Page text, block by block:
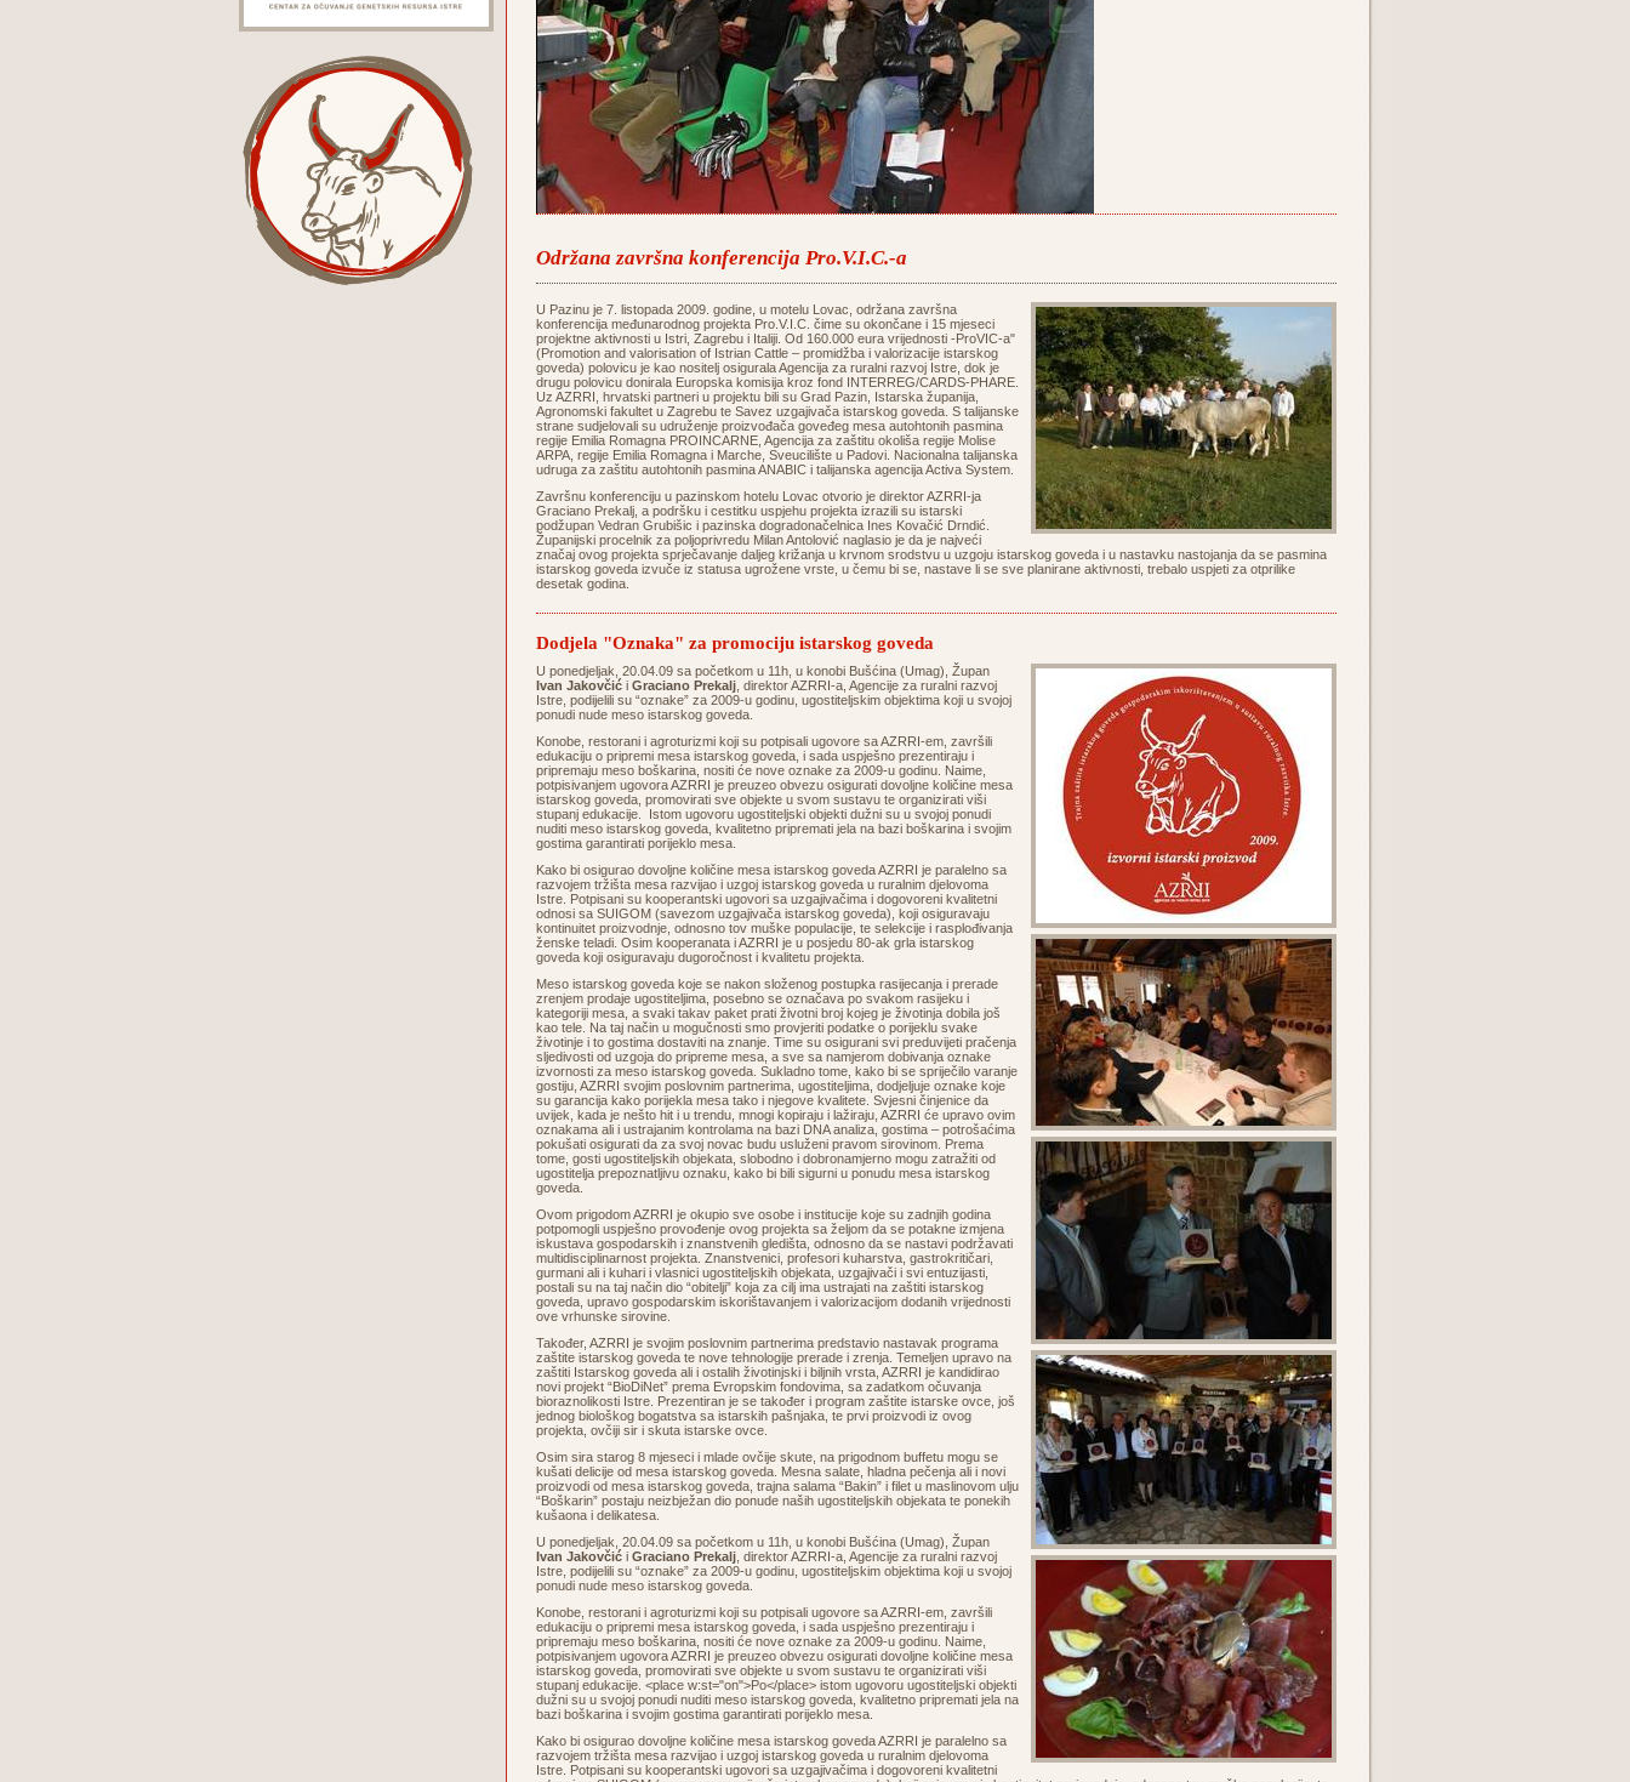
Održana završna konferencija Pro.V.I.C.-a
U Pazinu je 7. listopada 2009. godine, u motelu Lovac, održana završna
konferencija međunarodnog projekta Pro.V.I.C. čime su okončane i 15 mjeseci
projektne aktivnosti u Istri, Zagrebu i Italiji. Od 160.000 eura vrijednosti -ProVIC-a"
(Promotion and valorisation of Istrian Cattle – promidžba i valorizacije istarskog
goveda) polovicu je kao nositelj osigurala Agencija za ruralni razvoj Istre, dok je
drugu polovicu donirala Europska komisija kroz fond INTERREG/CARDS-PHARE.
Uz AZRRI, hrvatski partneri u projektu bili su Grad Pazin, Istarska županija,
Agronomski fakultet u Zagrebu te Savez uzgajivača istarskog goveda. S talijanske
strane sudjelovali su udruženje proizvođača goveđeg mesa autohtonih pasmina
regije Emilia Romagna PROINCARNE, Agencija za zaštitu okoliša regije Molise
ARPA, regije Emilia Romagna i Marche, Sveucilište u Padovi. Nacionalna talijanska
udruga za zaštitu autohtonih pasmina ANABIC i talijanska agencija Activa System.
Završnu konferenciju u pazinskom hotelu Lovac otvorio je direktor AZRRI-ja
Graciano Prekalj, a podršku i cestitku uspjehu projekta izrazili su istarski
podžupan Vedran Grubišic i pazinska dogradonačelnica Ines Kovačić Drndić.
Županijski procelnik za poljoprivredu Milan Antolović naglasio je da je najveći
značaj ovog projekta sprječavanje daljeg križanja u krvnom srodstvu u uzgoju istarskog goveda i u nastavku nastojanja da se pasmina
istarskog goveda izvuče iz statusa ugrožene vrste, u čemu bi se, nastave li se sve planirane aktivnosti, trebalo uspjeti za otprilike
desetak godina.
Dodjela "Oznaka" za promociju istarskog goveda
U ponedjeljak, 20.04.09 sa početkom u 11h, u konobi Bušćina (Umag), Župan
Ivan Jakovčić i Graciano Prekalj , direktor AZRRI-a, Agencije za ruralni razvoj
Istre, podijelili su “oznake” za 2009-u godinu, ugostiteljskim objektima koji u svojoj
ponudi nude meso istarskog goveda.
Konobe, restorani i agroturizmi koji su potpisali ugovore sa AZRRI-em, završili
edukaciju o pripremi mesa istarskog goveda, i sada uspješno prezentiraju i
pripremaju meso boškarina, nositi će nove oznake za 2009-u godinu. Naime,
potpisivanjem ugovora AZRRI je preuzeo obvezu osigurati dovoljne količine mesa
istarskog goveda, promovirati sve objekte u svom sustavu te organizirati viši
stupanj edukacije. Istom ugovoru ugostiteljski objekti dužni su u svojoj ponudi
nuditi meso istarskog goveda, kvalitetno pripremati jela na bazi boškarina i svojim
gostima garantirati porijeklo mesa.
Kako bi osigurao dovoljne količine mesa istarskog goveda AZRRI je paralelno sa
razvojem tržišta mesa razvijao i uzgoj istarskog goveda u ruralnim djelovoma
Istre. Potpisani su kooperantski ugovori sa uzgajivačima i dogovoreni kvalitetni
odnosi sa SUIGOM (savezom uzgajivača istarskog goveda), koji osiguravaju
kontinuitet proizvodnje, odnosno tov muške populacije, te selekcije i rasplođivanja
ženske teladi. Osim kooperanata i AZRRI je u posjedu 80-ak grla istarskog
goveda koji osiguravaju dugoročnost i kvalitetu projekta.
Meso istarskog goveda koje se nakon složenog postupka rasijecanja i prerade
zrenjem prodaje ugostiteljima, posebno se označava po svakom rasijeku i
kategoriji mesa, a svaki takav paket prati životni broj kojeg je životinja dobila još
kao tele. Na taj način u mogučnosti smo provjeriti podatke o porijeklu svake
životinje i to gostima dostaviti na znanje. Time su osigurani svi preduvijeti pračenja
sljedivosti od uzgoja do pripreme mesa, a sve sa namjerom dobivanja oznake
izvornosti za meso istarskog goveda. Sukladno tome, kako bi se spriječilo varanje
gostiju, AZRRI svojim poslovnim partnerima, ugostiteljima, dodjeljuje oznake koje
su garancija kako porijekla mesa tako i njegove kvalitete. Svjesni činjenice da
uvijek, kada je nešto hit i u trendu, mnogi kopiraju i lažiraju, AZRRI će upravo ovim
oznakama ali i ustrajanim kontrolama na bazi DNA analiza, gostima – potrošaćima
pokušati osigurati da za svoj novac budu usluženi pravom sirovinom. Prema
tome, gosti ugostiteljskih objekata, slobodno i dobronamjerno mogu zatražiti od
ugostitelja prepoznatljivu oznaku, kako bi bili sigurni u ponudu mesa istarskog
goveda.
Ovom prigodom AZRRI je okupio sve osobe i institucije koje su zadnjih godina
potpomogli uspješno provođenje ovog projekta sa željom da se potakne izmjena
iskustava gospodarskih i znanstvenih gledišta, odnosno da se nastavi podržavati
multidisciplinarnost projekta. Znanstvenici, profesori kuharstva, gastrokritičari,
gurmani ali i kuhari i vlasnici ugostiteljskih objekata, uzgajivači i svi entuzijasti,
postali su na taj način dio “obitelji” koja za cilj ima ustrajati na zaštiti istarskog
goveda, upravo gospodarskim iskorištavanjem i valorizacijom dodanih vrijednosti
ove vrhunske sirovine.
Također, AZRRI je svojim poslovnim partnerima predstavio nastavak programa
zaštite istarskog goveda te nove tehnologije prerade i zrenja. Temeljen upravo na
zaštiti Istarskog goveda ali i ostalih životinjski i biljnih vrsta, AZRRI je kandidirao
novi projekt “BioDiNet” prema Evropskim fondovima, sa zadatkom očuvanja
bioraznolikosti Istre. Prezentiran je se također i program zaštite istarske ovce, još
jednog biološkog bogatstva sa istarskih pašnjaka, te prvi proizvodi iz ovog
projekta, ovčiji sir i skuta istarske ovce.
Osim sira starog 8 mjeseci i mlade ovčije skute, na prigodnom buffetu mogu se
kušati delicije od mesa istarskog goveda. Mesna salate, hladna pečenja ali i novi
proizvodi od mesa istarskog goveda, trajna salama “Bakin” i filet u maslinovom ulju
“Boškarin” postaju neizbježan dio ponude naših ugostiteljskih objekata te ponekih
kušaona i delikatesa.
U ponedjeljak, 20.04.09 sa početkom u 11h, u konobi Bušćina (Umag), Župan
Ivan Jakovčić i Graciano Prekalj , direktor AZRRI-a, Agencije za ruralni razvoj
Istre, podijelili su “oznake” za 2009-u godinu, ugostiteljskim objektima koji u svojoj
ponudi nude meso istarskog goveda.
Konobe, restorani i agroturizmi koji su potpisali ugovore sa AZRRI-em, završili
edukaciju o pripremi mesa istarskog goveda, i sada uspješno prezentiraju i
pripremaju meso boškarina, nositi će nove oznake za 2009-u godinu. Naime,
potpisivanjem ugovora AZRRI je preuzeo obvezu osigurati dovoljne količine mesa
istarskog goveda, promovirati sve objekte u svom sustavu te organizirati viši
stupanj edukacije. <place w:st="on">Po</place> istom ugovoru ugostiteljski objekti
dužni su u svojoj ponudi nuditi meso istarskog goveda, kvalitetno pripremati jela na
bazi boškarina i svojim gostima garantirati porijeklo mesa.
Kako bi osigurao dovoljne količine mesa istarskog goveda AZRRI je paralelno sa
razvojem tržišta mesa razvijao i uzgoj istarskog goveda u ruralnim djelovoma
Istre. Potpisani su kooperantski ugovori sa uzgajivačima i dogovoreni kvalitetni